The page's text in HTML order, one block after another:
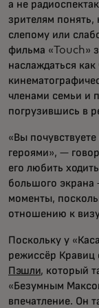
а не
зрителям понять,
слепому или
фильма «Touch»
наслаждаться
членами семьи и
погрузившись в
«Вы
героями», —
его любить
большого
моменты,
отношению к
Поскольку у
режиссёр Кравиц
Пэшли, который
«Безумным
впечатление. Он